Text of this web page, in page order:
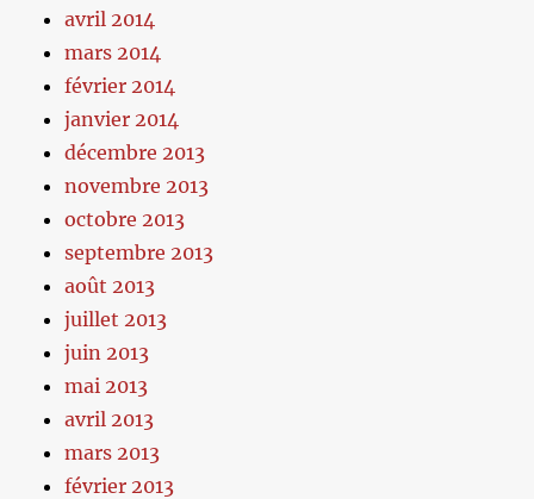
avril 2014
mars 2014
février 2014
janvier 2014
décembre 2013
novembre 2013
octobre 2013
septembre 2013
août 2013
juillet 2013
juin 2013
mai 2013
avril 2013
mars 2013
février 2013